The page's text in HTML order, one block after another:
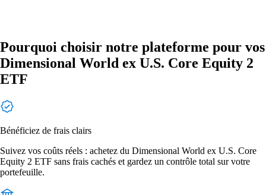
Pourquoi choisir notre plateforme pour vos
Dimensional World ex U.S. Core Equity 2
ETF
Bénéficiez de frais clairs
Suivez vos coûts réels : achetez du Dimensional World ex U.S. Core
Equity 2 ETF sans frais cachés et gardez un contrôle total sur votre
portefeuille.